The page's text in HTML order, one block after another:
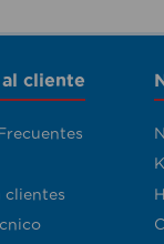
cliente
clientes